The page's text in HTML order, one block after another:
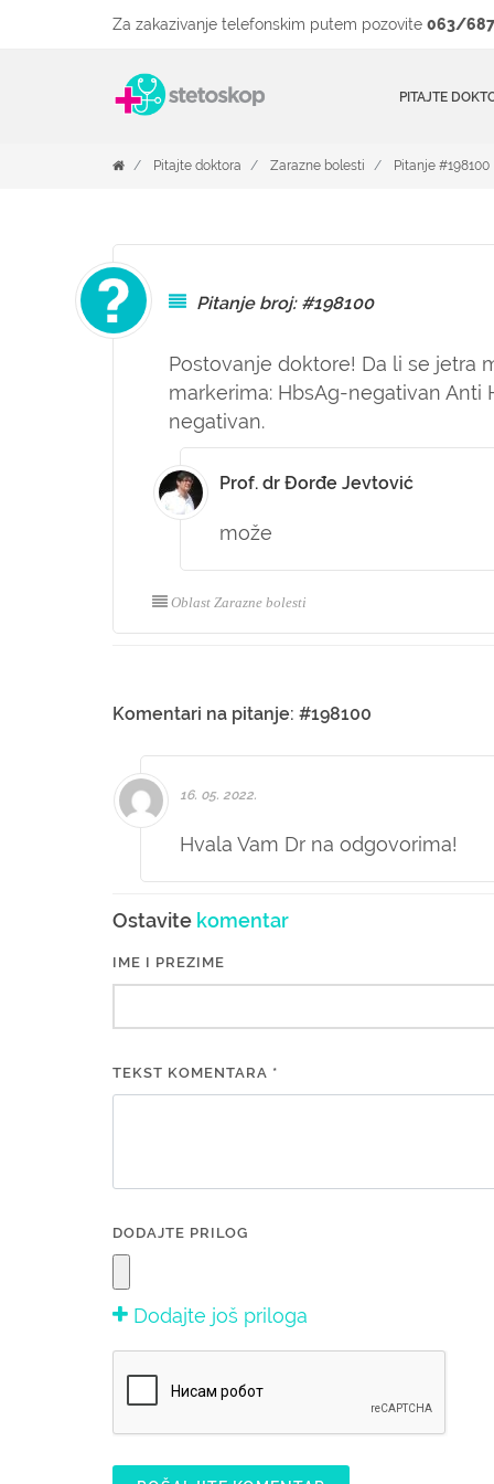
Za zakazivanje telefonskim putem pozovite 063/
PITAJTE
Pitajte doktora Zarazne bolesti Pitanje #198100
Pitanje broj: #198100
Postovanje doktore! Da li se jetra
markerima: HbsAg-negativan Anti
negativan.
Prof. dr Đorđe Jevtović
može
Oblast Zarazne bolesti
Komentari na pitanje: #198100
16. 05. 2022.
Hvala Vam Dr na odgovorima!
Ostavite komentar
IME I PREZIME
TEKST KOMENTARA *
DODAJTE PRILOG
Dodajte još priloga